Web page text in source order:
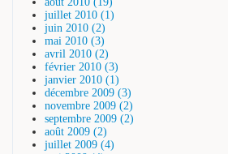
juillet 2010 (1)
juin 2010 (2)
mai 2010 (3)
avril 2010 (2)
février 2010 (3)
janvier 2010 (1)
décembre 2009 (3)
novembre 2009 (2)
septembre 2009 (2)
août 2009 (2)
juillet 2009 (4)